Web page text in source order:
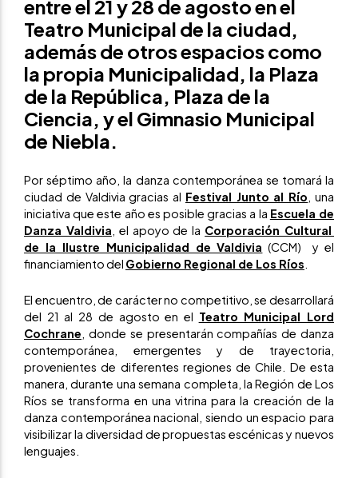
entre el 21 y 28 de agosto en el
Teatro Municipal de la ciudad,
además de otros espacios como
la propia Municipalidad, la Plaza
de la República, Plaza de la
Ciencia, y el Gimnasio Municipal
de Niebla.
Por séptimo año, la danza contemporánea se tomará la
ciudad de Valdivia gracias al Festival Junto al Río , una
iniciativa que este año es posible gracias a la Escuela de
Danza Valdivia , el apoyo de la Corporación Cultural
de la Ilustre Municipalidad de Valdivia (CCM) y el
financiamiento del Gobierno Regional de Los Ríos
El encuentro, de carácter no competitivo, se desarrollará
del 21 al 28 de agosto en el Teatro Municipal Lord
Cochrane , donde se presentarán compañías de danza
contemporánea, emergentes y de trayectoria,
provenientes de diferentes regiones de Chile. De esta
manera, durante una semana completa, la Región de Los
Ríos se transforma en una vitrina para la creación de la
danza contemporánea nacional, siendo un espacio para
visibilizar la diversidad de propuestas escénicas y nuevos
lenguajes.